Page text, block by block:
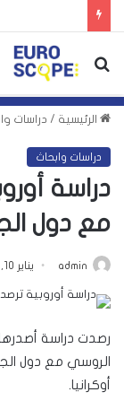
بحث
الرئيسية / دراسات
دراسات وابحاث
دراسة
مع دول
admin يناير 10, 2024
رصدت دراسة
الروسي مع دول
أوكرانيا.